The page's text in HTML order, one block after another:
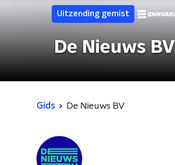
Uitzending gemist
De Nieuws BV
Gids De Nieuws BV